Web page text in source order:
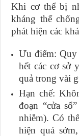
Khi cơ thể bị
kháng thể
phát hiện các
Ưu điểm: Quy
hết các cơ sở
quả trong vài
Hạn chế:
đoạn “cửa
nhiễm). Có
hiện quá